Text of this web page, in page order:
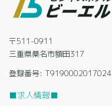
〒511-0911
三重県桑名市額田317
登録番号: T9190002017024
■求人情報■